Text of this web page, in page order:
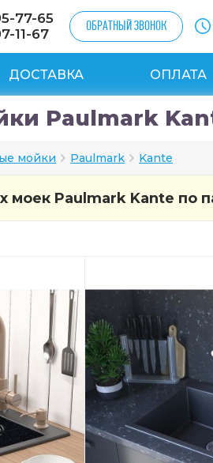
77-65
11-67
ОБРАТНЫЙ ЗВОНОК
ДОСТАВКА ОПЛАТА
Paulmark
мойки Paulmark Kante
моек Paulmark Kante по